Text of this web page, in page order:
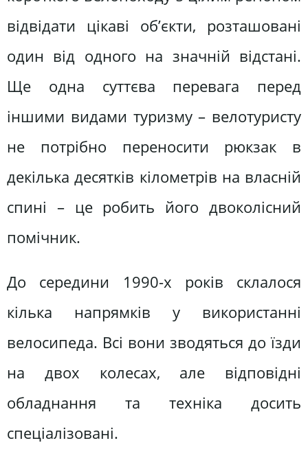
відвідати цікаві об’єкти, розташовані
один від одного на значній відстані.
Ще одна суттєва перевага перед
іншими видами туризму – велотуристу
не потрібно переносити рюкзак в
декілька десятків кілометрів на власній
спині – це робить його двоколісний
помічник.
До середини 1990-х років склалося
кілька напрямків у використанні
велосипеда. Всі вони зводяться до їзди
на двох колесах, але відповідні
обладнання та техніка досить
спеціалізовані.